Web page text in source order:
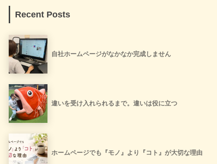
Recent Posts
自社ホームページがなかなか完成しません
違いを受け入れられるまで。違いは役に立つ
ホームページでも『モノ』より『コト』が大切な理由